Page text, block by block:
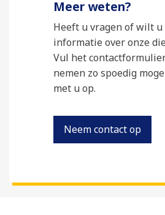
Meer weten?
Heeft u vragen of wilt u
informatie over onze
Vul het
nemen zo spoedig
met u op.
Neem contact op